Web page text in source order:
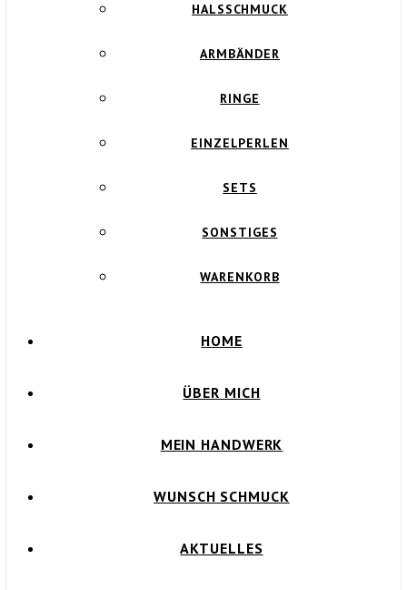
HALSSCHMUCK
ARMBÄNDER
RINGE
EINZELPERLEN
SETS
SONSTIGES
WARENKORB
HOME
ÜBER MICH
MEIN HANDWERK
WUNSCH SCHMUCK
AKTUELLES